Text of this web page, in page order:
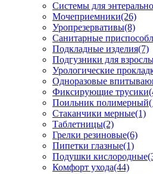
Системы для
Мочеприемники(26)
Уропрезервативы(8)
Санитарные
Подкладные изделия(7)
Подгузники для
Урологические
Одноразовые
Фиксирующие трусики
Поильник полимерный
Стаканчики мерные(1)
Таблетницы(2)
Грелки резиновые(6)
Пипетки глазные(1)
Подушки кислородные
Комфорт ухода(44)